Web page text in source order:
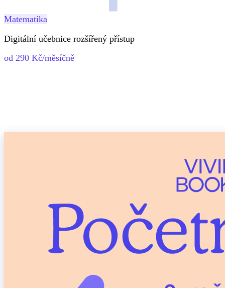
Matematika
Digitální učebnice rozšířený přístup
od 290 Kč/měsíčně